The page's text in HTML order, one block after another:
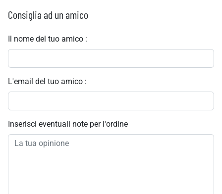
Consiglia ad un amico
Il nome del tuo amico :
L'email del tuo amico :
Inserisci eventuali note per l'ordine